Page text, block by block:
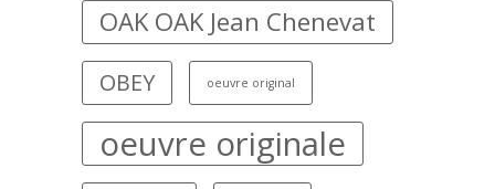
OAK OAK Jean Chenevat
OBEY oeuvre original
oeuvre originale